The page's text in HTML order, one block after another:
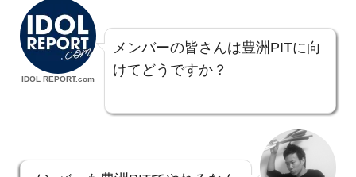
IDOL REPORT.com
メンバーの皆さんは豊洲PITに向
けてどうですか？